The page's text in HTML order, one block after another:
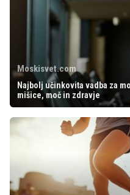
Moskisvet.com
Najbolj učinkovita vadba za
mišice, moč in zdravje